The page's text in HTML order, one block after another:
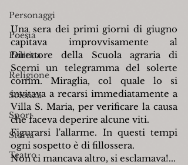
Personaggi
Poesia
Politica
Religione
Scienza
Sport
Storia
Teatro
Una sera dei primi giorni di giugno
capitava improvvisamente al
Direttore della Scuola agraria di
Scerni un telegramma del solerte
comm. Miraglia, col quale lo si
invitava a recarsi immediatamente a
Villa S. Maria, per verificare la causa
che faceva deperire alcune viti.
Figurarsi l'allarme. In questi tempi
ogni sospetto è di fillossera.
Non ci mancava altro, si esclamava!...